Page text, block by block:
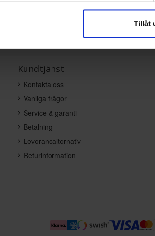
Tillåt
Kundtjänst
Kontakta oss
Vanliga frågor
Service & garanti
Betalning
Leveransalternativ
Returinformation